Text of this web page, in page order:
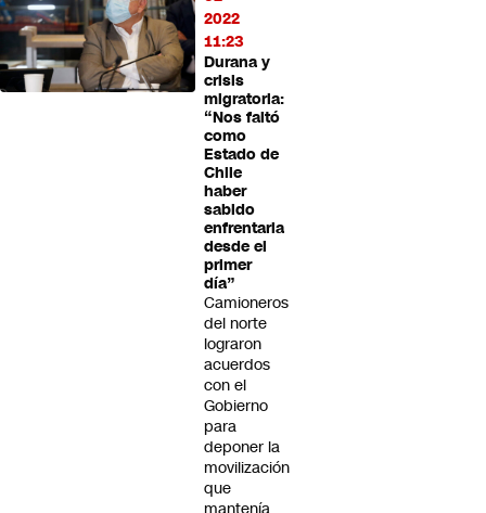
2022
11:23
Durana y
crisis
migratoria:
“Nos faltó
como
Estado de
Chile
haber
sabido
enfrentarla
desde el
primer
día”
Camioneros
del norte
lograron
acuerdos
con el
Gobierno
para
deponer la
movilización
que
mantenía